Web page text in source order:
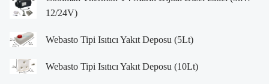
12/24V)
Webasto Tipi Isıtıcı Yakıt Deposu (5Lt)
Webasto Tipi Isıtıcı Yakıt Deposu (10Lt)